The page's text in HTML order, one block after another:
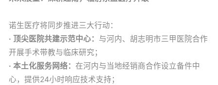
诺生医疗将同步推进三大行动：
· 顶尖医院共建示范中心： 与河内、胡志明市三甲医院合作
开展手术带教与临床研究；
· 本土化服务网络： 在河内与当地经销商合作设立备件中
心，提供24小时响应技术支持；